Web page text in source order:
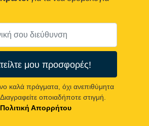
μου προσφορές!
καλά πράγματα, όχι ανεπιθύμητα
οποιαδήποτε στιγμή.
Πολιτική Απορρήτου